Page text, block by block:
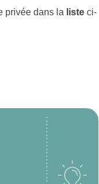
privée dans la liste ci-